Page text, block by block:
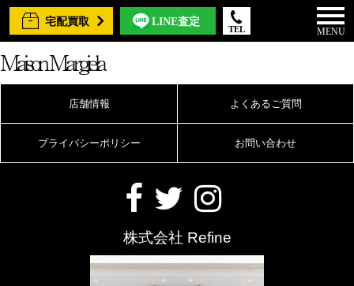
宅配買取 LINE査定
TEL MENU
Maison Margiela
店舗情報 よくあるご質問
プライバシーポリシー お問い合わせ
株式会社 Refine